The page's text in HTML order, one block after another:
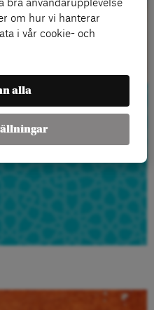
bra användarupplevelse
om hur vi hanterar
i vår cookie- och
alla